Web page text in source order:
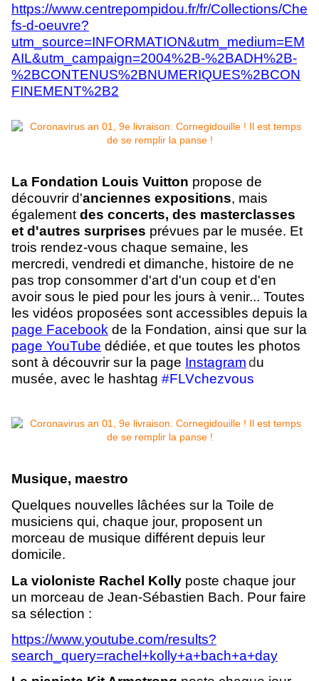
https://www.centrepompidou.fr/fr/Collections/Che
fs-d-oeuvre?
utm_source=INFORMATION&utm_medium=EM
AIL&utm_campaign=2004%2B-%2BADH%2B-
%2BCONTENUS%2BNUMERIQUES%2BCON
FINEMENT%2B2
La Fondation Louis Vuitton propose de
découvrir d'anciennes expositions, mais
également des concerts, des masterclasses
et d'autres surprises prévues par le musée. Et
trois rendez-vous chaque semaine, les
mercredi, vendredi et dimanche, histoire de ne
pas trop consommer d'art d'un coup et d'en
avoir sous le pied pour les jours à venir... Toutes
les vidéos proposées sont accessibles depuis la
page Facebook de la Fondation, ainsi que sur la
page YouTube dédiée, et que toutes les photos
sont à découvrir sur la page Instagramdu
musée, avec le hashtag #FLVchezvous
Musique, maestro
Quelques nouvelles lâchées sur la Toile de
musiciens qui, chaque jour, proposent un
morceau de musique différent depuis leur
domicile.
La violoniste Rachel Kolly poste chaque jour
un morceau de Jean-Sébastien Bach. Pour faire
sa sélection :
https://www.youtube.com/results?
search_query=rachel+kolly+a+bach+a+day